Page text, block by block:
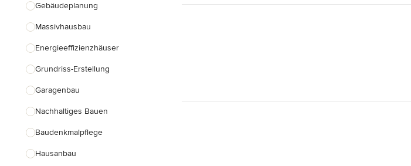
Einbauschränke
Gebäudeplanung
Massivhausbau
Energieeffizienzhäuser
Grundriss-Erstellung
Garagenbau
Nachhaltiges Bauen
Baudenkmalpflege
Hausanbau